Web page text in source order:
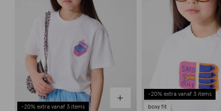
-20% extra vanaf 3 items
-20% extra vanaf 3 items
boxy fit